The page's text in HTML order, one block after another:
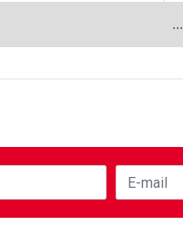
...